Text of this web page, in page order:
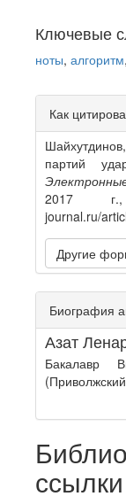
Ключевые
ноты, алгоритм,
Article
Details
Как
партий
2017
journal.ru/
Другие
Биография
Азат
Бакалавр
ссылки